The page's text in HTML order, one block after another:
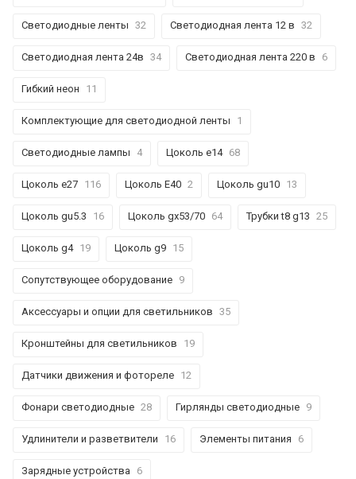
Светодиодные ленты 32 Светодиодная лента 12 в 32
Светодиодная лента 24в 34 Светодиодная лента 220 в 6
Гибкий неон 11
Комплектующие для светодиодной ленты 1
Светодиодные лампы 4 Цоколь е14 68
Цоколь е27 116 Цоколь Е40 2 Цоколь gu10 13
Цоколь gu5.3 16 Цоколь gx53/70 64 Трубки t8 g13 25
Цоколь g4 19 Цоколь g9 15
Сопутствующее оборудование 9
Аксессуары и опции для светильников 35
Кронштейны для светильников 19
Датчики движения и фотореле 12
Фонари светодиодные 28 Гирлянды светодиодные 9
Удлинители и разветвители 16 Элементы питания 6
Зарядные устройства 6